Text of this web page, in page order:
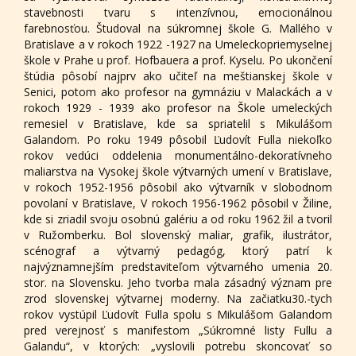
stavebnosti tvaru s intenzívnou, emocionálnou
farebnosťou. Študoval na súkromnej škole G. Mallého v
Bratislave a v rokoch 1922 -1927 na Umeleckopriemyselnej
škole v Prahe u prof. Hofbauera a prof. Kyselu. Po ukončení
štúdia pôsobí najprv ako učiteľ na meštianskej škole v
Senici, potom ako profesor na gymnáziu v Malackách a v
rokoch 1929 - 1939 ako profesor na Škole umeleckých
remesiel v Bratislave, kde sa spriatelil s Mikulášom
Galandom. Po roku 1949 pôsobil Ľudovít Fulla niekoľko
rokov vedúci oddelenia monumentálno-dekoratívneho
maliarstva na Vysokej škole výtvarných umení v Bratislave,
v rokoch 1952-1956 pôsobil ako výtvarník v slobodnom
povolaní v Bratislave, V rokoch 1956-1962 pôsobil v Žiline,
kde si zriadil svoju osobnú galériu a od roku 1962 žil a tvoril
v Ružomberku. Bol slovenský maliar, grafik, ilustrátor,
scénograf a výtvarný pedagóg, ktorý patrí k
najvýznamnejším predstaviteľom výtvarného umenia 20.
stor. na Slovensku. Jeho tvorba mala zásadný význam pre
zrod slovenskej výtvarnej moderny. Na začiatku30.-tych
rokov vystúpil Ľudovít Fulla spolu s Mikulášom Galandom
pred verejnosť s manifestom „Súkromné listy Fullu a
Galandu“, v ktorých: „vyslovili potrebu skoncovať so